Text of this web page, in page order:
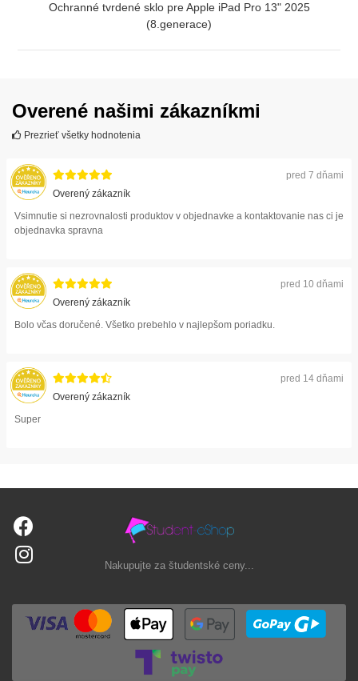
Ochranné tvrdené sklo pre Apple iPad Pro 13" 2025
(8.generace)
Overené našimi zákazníkmi
Prezrieť všetky hodnotenia
pred 7 dňami
Overený zákazník
Vsimnutie si nezrovnalosti produktov v objednavke a kontaktovanie nas ci je
objednavka spravna
pred 10 dňami
Overený zákazník
Bolo včas doručené. Všetko prebehlo v najlepšom poriadku.
pred 14 dňami
Overený zákazník
Super
Nakupujte za študentské ceny...